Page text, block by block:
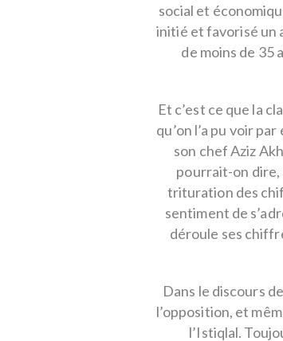
social et
initié et favorisé un
de moins de 35
Et c’est ce que la
qu’on l’a pu voir
son chef Aziz
pourrait-on dire,
trituration des
sentiment de
déroule ses
Dans le discours
l’opposition, et
l’Istiqlal.